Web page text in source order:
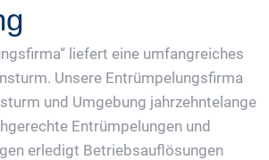
liefert eine umfangreiches
Unsere Entrümpelungsfirma
und Umgebung jahrzehntelange
Entrümpelungen und
erledigt Betriebsauflösungen